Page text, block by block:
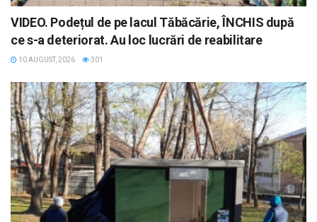
VIDEO. Podețul de pe lacul Tăbăcărie, ÎNCHIS după
ce s-a deteriorat. Au loc lucrări de reabilitare
10 AUGUST, 2026 301